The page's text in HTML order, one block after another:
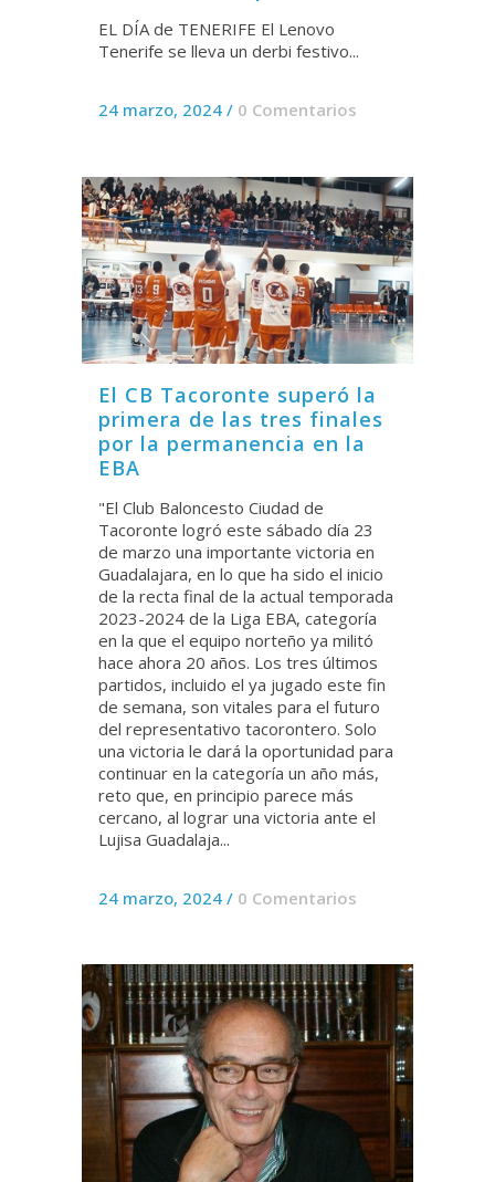
EL DÍA de TENERIFE El Lenovo
Tenerife se lleva un derbi festivo...
24 marzo, 2024 / 0 Comentarios
El CB Tacoronte superó la
primera de las tres finales
por la permanencia en la
EBA
"El Club Baloncesto Ciudad de
Tacoronte logró este sábado día 23
de marzo una importante victoria en
Guadalajara, en lo que ha sido el inicio
de la recta final de la actual temporada
2023-2024 de la Liga EBA, categoría
en la que el equipo norteño ya militó
hace ahora 20 años. Los tres últimos
partidos, incluido el ya jugado este fin
de semana, son vitales para el futuro
del representativo tacorontero. Solo
una victoria le dará la oportunidad para
continuar en la categoría un año más,
reto que, en principio parece más
cercano, al lograr una victoria ante el
Lujisa Guadalaja...
24 marzo, 2024 / 0 Comentarios